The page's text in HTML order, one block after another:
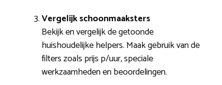
Vergelijk schoonmaaksters
Bekijk en vergelijk de getoonde
huishoudelijke helpers. Maak gebruik van de
filters zoals prijs p/uur, speciale
werkzaamheden en beoordelingen.